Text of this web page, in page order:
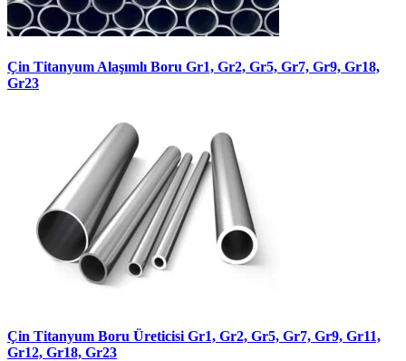
Çin Titanyum Alaşımlı Boru Gr1, Gr2, Gr5, Gr7, Gr9, Gr18,
Gr23
Çin Titanyum Boru Üreticisi Gr1, Gr2, Gr5, Gr7, Gr9, Gr11,
Gr12, Gr18, Gr23